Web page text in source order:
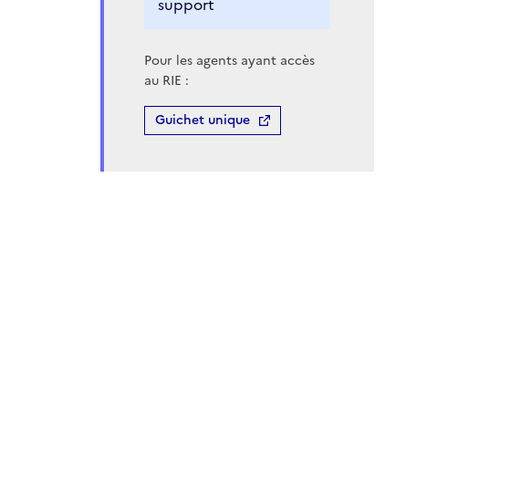
Pour les agents ayant accès
au RIE :
Guichet unique